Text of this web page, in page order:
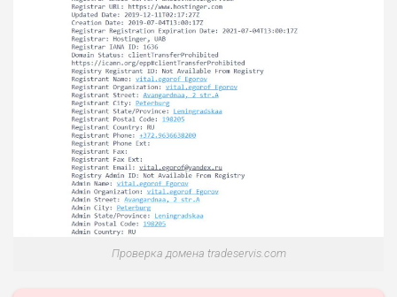
Проверка домена tradeservis.com